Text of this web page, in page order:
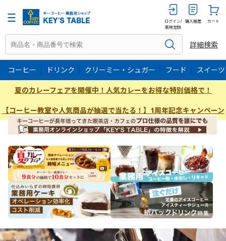
ログイン/
新規登録
購入履歴 カート
詳細検索
コーヒー ドリンク クリーミー・シュガー フード スイーツ
夏のカレーフェアを開催中！人気カレーをお得な特別価格で！
【コーヒー教室や人気商品が抽選で当たる！】1周年記念キャンペーン